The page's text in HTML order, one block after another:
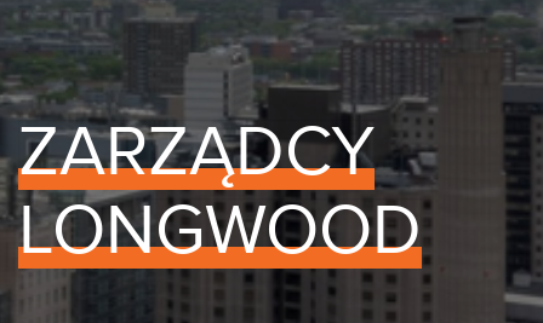
ZARZĄDCY
LONGWOOD